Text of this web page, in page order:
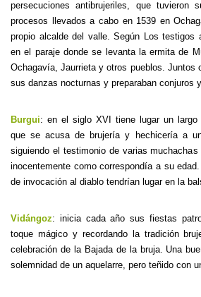
persecuciones antibrujeriles, que tuvieron
procesos llevados a cabo en 1539 en
propio alcalde del valle. Según Los testigos
en el paraje donde se levanta la ermita de
Ochagavía, Jaurrieta y otros pueblos. Juntos
sus danzas nocturnas y preparaban conjuros
Burgui: en el siglo XVI tiene lugar un largo
que se acusa de brujería y hechicería a
siguiendo el testimonio de varias
inocentemente como correspondía a su
de invocación al diablo tendrían lugar en la
Vidángoz: inicia cada año sus fiestas
toque mágico y recordando la tradición
celebración de la Bajada de la bruja. Una
solemnidad de un aquelarre, pero teñido con